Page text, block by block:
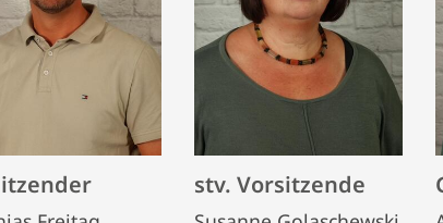
stv. Vorsitzende